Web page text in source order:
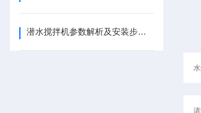
潜水搅拌机参数解析及安装步骤分享